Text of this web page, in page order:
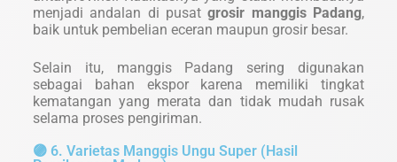
menjadi andalan di pusatgrosir manggis Padang,
baik untuk pembelian eceran maupun grosir besar.
Selain itu, manggis Padang sering digunakan
sebagai bahan ekspor karena memiliki tingkat
kematangan yang merata dan tidak mudah rusak
selama proses pengiriman.
🟣 6. Varietas Manggis Ungu Super (Hasil